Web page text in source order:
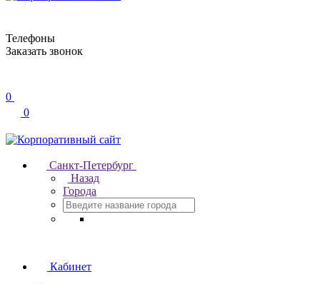
Телефоны
Заказать звонок
0
0
Санкт-Петербург
Назад
Города
Кабинет